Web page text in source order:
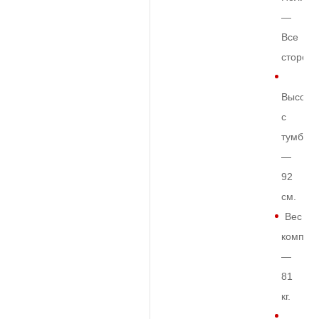
—
Все
Высота
с
тумбой
—
92
см.
Вес
—
81
кг.